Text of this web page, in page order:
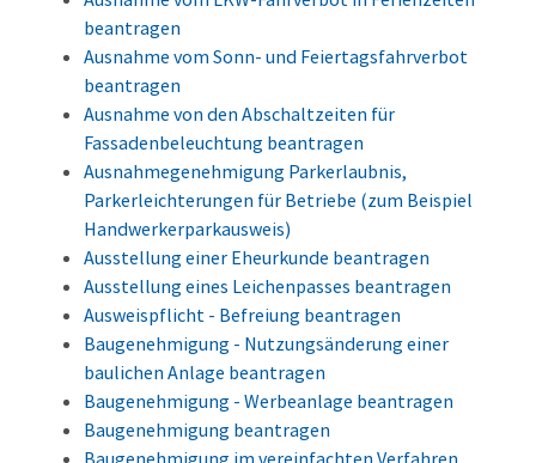
beantragen
Ausnahme vom Sonn- und Feiertagsfahrverbot
beantragen
Ausnahme von den Abschaltzeiten für
Fassadenbeleuchtung beantragen
Ausnahmegenehmigung Parkerlaubnis,
Parkerleichterungen für Betriebe (zum Beispiel
Handwerkerparkausweis)
Ausstellung einer Eheurkunde beantragen
Ausstellung eines Leichenpasses beantragen
Ausweispflicht - Befreiung beantragen
Baugenehmigung - Nutzungsänderung einer
baulichen Anlage beantragen
Baugenehmigung - Werbeanlage beantragen
Baugenehmigung beantragen